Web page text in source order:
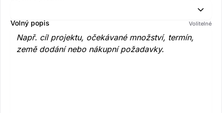
Volný popis Volitelné